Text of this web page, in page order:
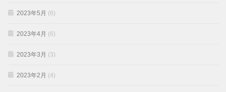
2023年5月 (6)
2023年4月 (6)
2023年3月 (3)
2023年2月 (4)